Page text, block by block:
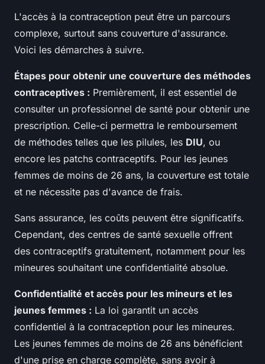
L'accès à la contraception peut être un parcours
complexe, surtout sans couverture d'assurance.
Voici les démarches à suivre.
Étapes pour obtenir une couverture des méthodes
contraceptives : Premièrement, il est essentiel de
consulter un professionnel de santé pour obtenir une
prescription. Celle-ci permettra le remboursement
de méthodes telles que les pilules, les DIU, ou
encore les patchs contraceptifs. Pour les jeunes
femmes de moins de 26 ans, la couverture est totale
et ne nécessite pas d'avance de frais.
Sans assurance, les coûts peuvent être significatifs.
Cependant, des centres de santé sexuelle offrent
des contraceptifs gratuitement, notamment pour les
mineures souhaitant une confidentialité absolue.
Confidentialité et accès pour les mineurs et les
jeunes femmes : La loi garantit un accès
confidentiel à la contraception pour les mineures.
Les jeunes femmes de moins de 26 ans bénéficient
d'une prise en charge complète, sans avoir à